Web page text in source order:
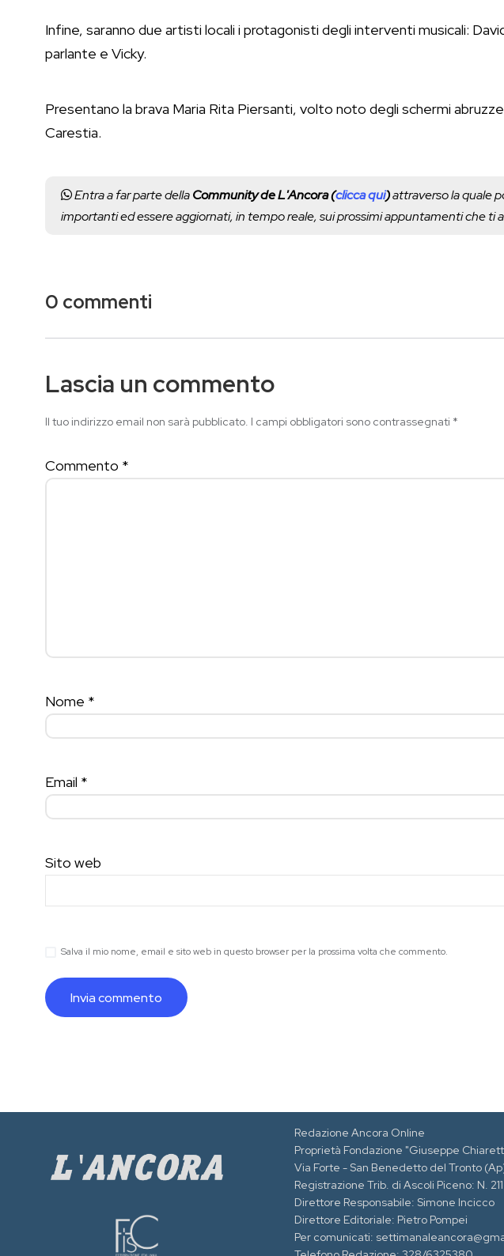
Infine, saranno due artisti locali i protagonisti degli interventi musicali:
parlante e Vicky.
Presentano la brava Maria Rita Piersanti, volto noto degli schermi
Carestia.
Entra a far parte dellaCommunity de L'Ancora (clicca qui)attraverso la quale
importanti ed essere aggiornati, in tempo reale, sui prossimi appuntamenti che ti
0 commenti
Lascia un commento
Il tuo indirizzo email non sarà pubblicato. I campi obbligatori sono contrassegnati *
Commento *
Nome *
Email *
Sito web
Salva il mio nome, email e sito web in questo browser per la prossima volta che commento.
Redazione Ancora Online
Proprietà Fondazione "Giuseppe
Via Forte - San Benedetto del Tronto
Registrazione Trib. di Ascoli Piceno: N.
Direttore Responsabile: Simone Incicco
Direttore Editoriale: Pietro Pompei
Per comunicati: